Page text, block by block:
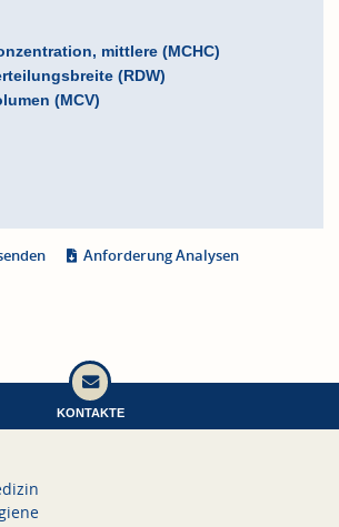
mittlere (MCHC)
(RDW)
(MCV)
Anforderung Analysen
KONTAKTE